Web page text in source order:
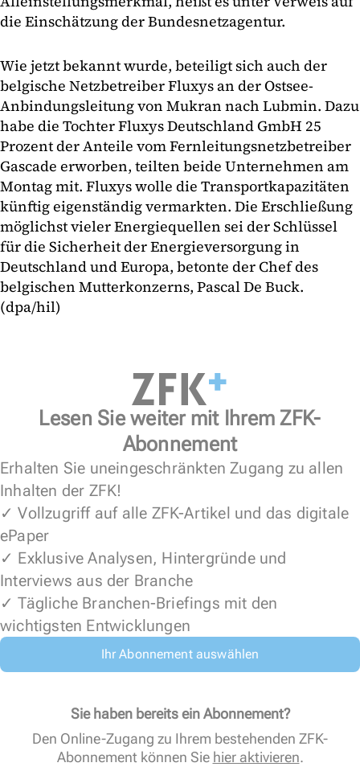
die Einschätzung der Bundesnetzagentur.
Wie jetzt bekannt wurde, beteiligt sich auch der
belgische Netzbetreiber Fluxys an der Ostsee-
Anbindungsleitung von Mukran nach Lubmin. Dazu
habe die Tochter Fluxys Deutschland GmbH 25
Prozent der Anteile vom Fernleitungsnetzbetreiber
Gascade erworben, teilten beide Unternehmen am
Montag mit. Fluxys wolle die Transportkapazitäten
künftig eigenständig vermarkten. Die Erschließung
möglichst vieler Energiequellen sei der Schlüssel
für die Sicherheit der Energieversorgung in
Deutschland und Europa, betonte der Chef des
belgischen Mutterkonzerns, Pascal De Buck.
(dpa/hil)
Lesen Sie weiter mit Ihrem ZFK-
Abonnement
Erhalten Sie uneingeschränkten Zugang zu allen
Inhalten der ZFK!
✓ Vollzugriff auf alle ZFK-Artikel und das digitale
ePaper
✓ Exklusive Analysen, Hintergründe und
Interviews aus der Branche
✓ Tägliche Branchen-Briefings mit den
wichtigsten Entwicklungen
Ihr Abonnement auswählen
Sie haben bereits ein Abonnement?
Den Online-Zugang zu Ihrem bestehenden ZFK-
Abonnement können Sie hier aktivieren.